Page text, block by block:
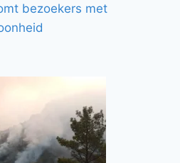
bezoekers met